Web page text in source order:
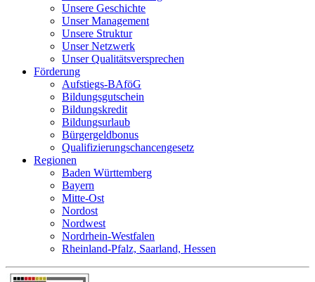
Unsere Geschichte
Unser Management
Unsere Struktur
Unser Netzwerk
Unser Qualitätsversprechen
Förderung
Aufstiegs-BAföG
Bildungsgutschein
Bildungskredit
Bildungsurlaub
Bürgergeldbonus
Qualifizierungschancengesetz
Regionen
Baden Württemberg
Bayern
Mitte-Ost
Nordost
Nordwest
Nordrhein-Westfalen
Rheinland-Pfalz, Saarland, Hessen